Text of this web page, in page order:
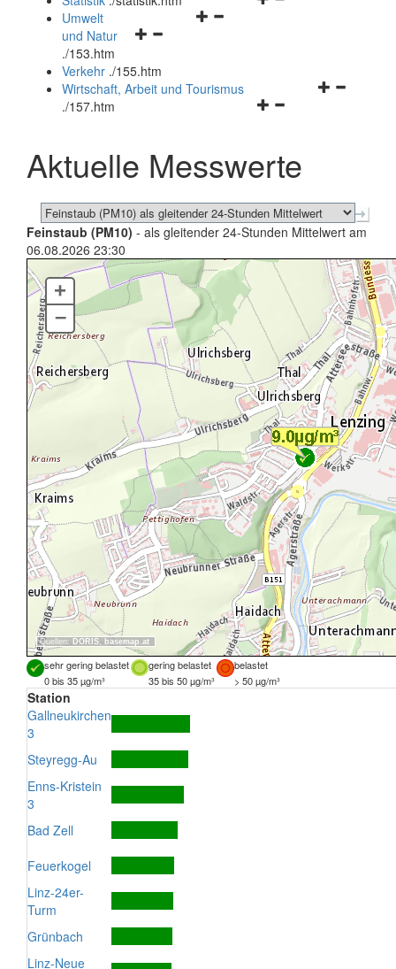
Navigationsmenü
Navigationsmenü
und
schließen
Umwelt
und Natur
./153.htm
Verkehr ./155.htm
Navigationsmenü
schließen
Wirtschaft, Arbeit und Tourismus
./157.htm
Aktuelle Messwerte
Feinstaub (PM10) - als gleitender 24-Stunden Mittelwert am
06.08.2026 23:30
Quellen: DORIS, basemap.at
+
–
sehr gering belastet gering belastet
belastet
0 bis 35 µg/m³
35 bis 50 µg/m³ > 50 µg/m³
Station
Gallneukirchen
3
Steyregg-Au
Enns-Kristein
3
Bad Zell
Feuerkogel
Linz-24er-
Turm
Grünbach
Linz-Neue